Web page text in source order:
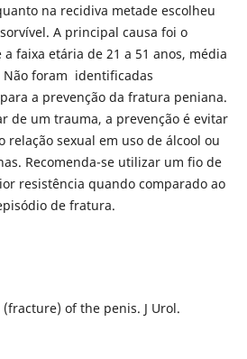
na recidiva metade escolheu
A principal causa foi o
faixa etária de 21 a 51 anos, média
Não foram identificadas
a prevenção da fratura peniana.
de um trauma, a prevenção é evitar
relação sexual em uso de álcool ou
Recomenda-se utilizar um fio de
resistência quando comparado ao
de fratura.
of the penis. J Urol.